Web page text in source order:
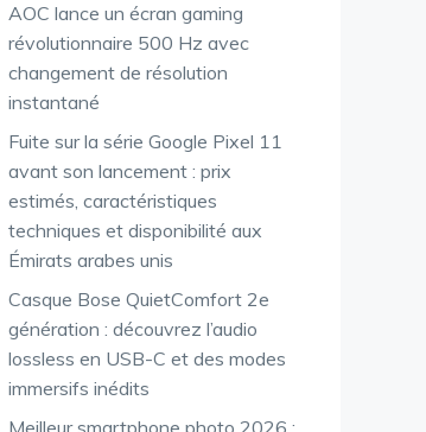
AOC lance un écran gaming
révolutionnaire 500 Hz avec
changement de résolution
instantané
Fuite sur la série Google Pixel 11
avant son lancement : prix
estimés, caractéristiques
techniques et disponibilité aux
Émirats arabes unis
Casque Bose QuietComfort 2e
génération : découvrez l’audio
lossless en USB-C et des modes
immersifs inédits
Meilleur smartphone photo 2026 :